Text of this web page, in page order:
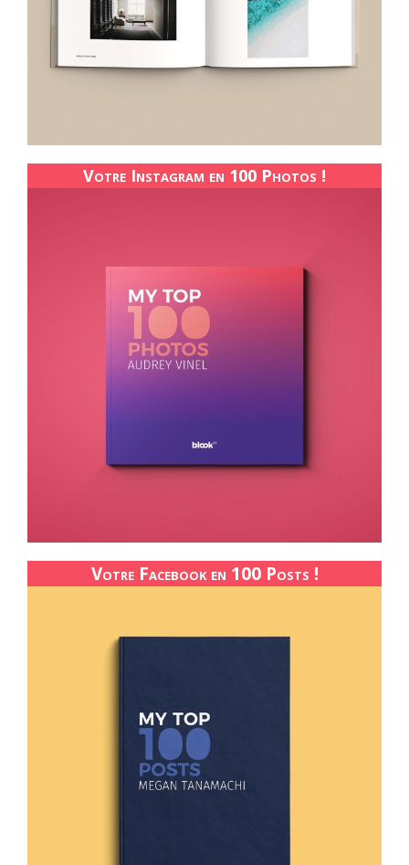
Votre Instagram en 100 Photos !
Votre Facebook en 100 Posts !